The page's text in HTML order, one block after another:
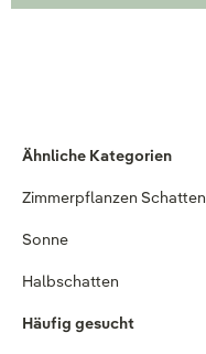
Ähnliche Kategorien
Zimmerpflanzen Schatten
Sonne
Halbschatten
Häufig gesucht